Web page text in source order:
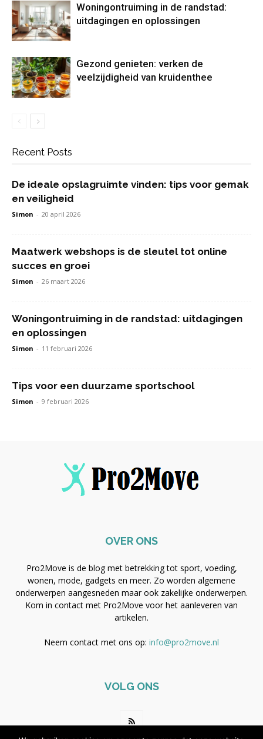
Woningontruiming in de randstad:
uitdagingen en oplossingen
Gezond genieten: verken de
veelzijdigheid van kruidenthee
Recent Posts
De ideale opslagruimte vinden: tips voor gemak
en veiligheid
Simon - 20 april 2026
Maatwerk webshops is de sleutel tot online
succes en groei
Simon - 26 maart 2026
Woningontruiming in de randstad: uitdagingen
en oplossingen
Simon - 11 februari 2026
Tips voor een duurzame sportschool
Simon - 9 februari 2026
OVER ONS
Pro2Move is de blog met betrekking tot sport, voeding,
wonen, mode, gadgets en meer. Zo worden algemene
onderwerpen aangesneden maar ook zakelijke onderwerpen.
Kom in contact met Pro2Move voor het aanleveren van
artikelen.
Neem contact met ons op: info@pro2move.nl
VOLG ONS